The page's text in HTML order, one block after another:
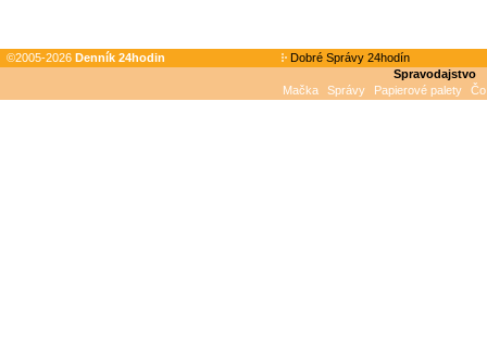
©2005-2026 Denník 24hodin
Dobré Správy 24hodín
Spravodajstvo
Mačka
Správy Papierové palety